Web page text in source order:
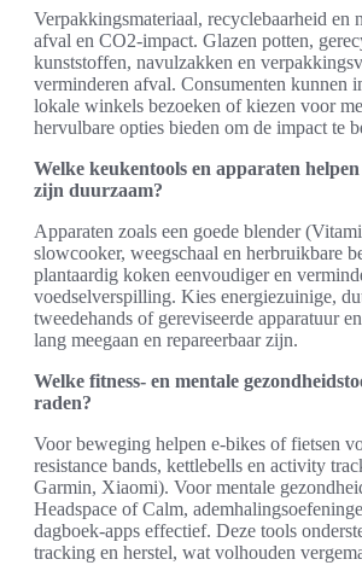
Verpakkingsmateriaal, recyclebaarheid en
afval en CO2-impact. Glazen potten,
kunststoffen, navulzakken en
verminderen afval. Consumenten kunnen
lokale winkels bezoeken of kiezen voor
hervulbare opties bieden om de impact te
Welke keukentools en apparaten
zijn duurzaam?
Apparaten zoals een goede blender
slowcooker, weegschaal en herbruikbare
plantaardig koken eenvoudiger en
voedselverspilling. Kies energiezuinige,
tweedehands of gereviseerde apparatuur
lang meegaan en repareerbaar zijn.
Welke fitness- en mentale
raden?
Voor beweging helpen e-bikes of fietsen
resistance bands, kettlebells en activity
Garmin, Xiaomi). Voor mentale
Headspace of Calm,
dagboek-apps effectief. Deze tools
tracking en herstel, wat volhouden